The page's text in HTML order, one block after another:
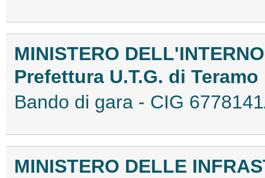
MINISTERO DELL'INTERNO
Prefettura U.T.G. di Teramo
Bando di gara - CIG
MINISTERO DELLE